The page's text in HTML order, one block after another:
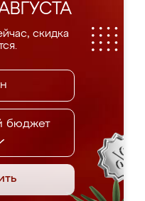
скидка
бюджет